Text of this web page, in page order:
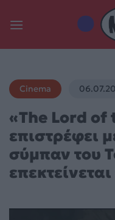
Cinema
«The Lord of
επιστρέφει
σύμπαν του